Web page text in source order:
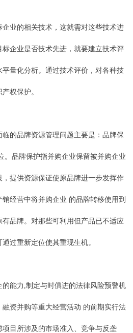
业的相关技术，这就需对这些技术进
企业是否技术先进，就要建立技术评
量化分析。通过技术评价，对各种技
权保护。
的品牌资源管理问题主要是：品牌保
。品牌保护指并购企业保留被并购企业
提供资源保证使原品牌进一步发挥作
经营中将并购企业 的品牌转移使用到
品牌。对那些可利用但产品已不适应
过重新定位使其重现生机。
能力,制定与时俱进的法律风险预警机
资并购等重大经营活动 的前期实行法
目所涉及的市场准入、竞争与反垄